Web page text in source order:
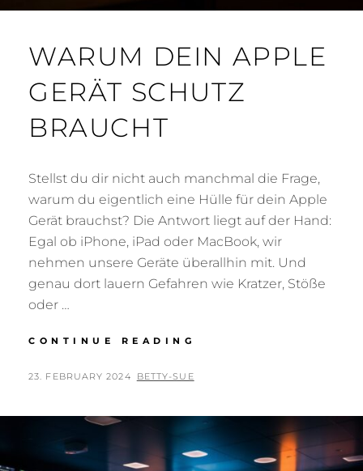
WARUM DEIN APPLE
GERÄT SCHUTZ
BRAUCHT
Stellst du dir nicht auch manchmal die Frage,
warum du eigentlich eine Hülle für dein Apple
Gerät brauchst? Die Antwort liegt auf der Hand:
Egal ob iPhone, iPad oder MacBook, wir
nehmen unsere Geräte überallhin mit. Und
genau dort lauern Gefahren wie Kratzer, Stöße
oder …
CONTINUE READING
POSTED
23. FEBRUARY 2024 BY
BETTY-SUE